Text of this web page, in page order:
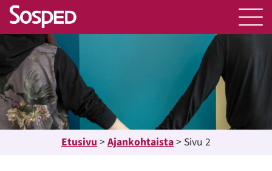
Etusivu > Ajankohtaista> Sivu 2